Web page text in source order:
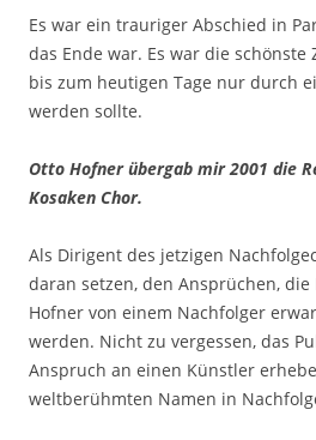
Es war ein trauriger Abschied in
das Ende war. Es war die schönste
bis zum heutigen Tage nur durch
werden sollte.
Otto Hofner übergab mir 2001 die
Kosaken Chor.
Als Dirigent des jetzigen
daran setzen, den Ansprüchen,
Hofner von einem Nachfolger
werden. Nicht zu vergessen, das
Anspruch an einen Künstler
weltberühmten Namen in